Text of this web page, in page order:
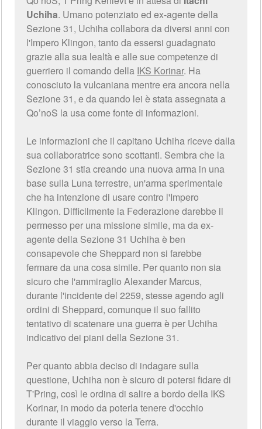
Uchiha. Umano potenziato ed ex-agente della
Sezione 31, Uchiha collabora da diversi anni con
l'Impero Klingon, tanto da essersi guadagnato
grazie alla sua lealtà e alle sue competenze di
guerriero il comando della IKS Korinar. Ha
conosciuto la vulcaniana mentre era ancora nella
Sezione 31, e da quando lei è stata assegnata a
Qo’noS la usa come fonte di informazioni.
Le informazioni che il capitano Uchiha riceve dalla
sua collaboratrice sono scottanti. Sembra che la
Sezione 31 stia creando una nuova arma in una
base sulla Luna terrestre, un'arma sperimentale
che ha intenzione di usare contro l'Impero
Klingon. Difficilmente la Federazione darebbe il
permesso per una missione simile, ma da ex-
agente della Sezione 31 Uchiha è ben
consapevole che Sheppard non si farebbe
fermare da una cosa simile. Per quanto non sia
sicuro che l'ammiraglio Alexander Marcus,
durante l'incidente del 2259, stesse agendo agli
ordini di Sheppard, comunque il suo fallito
tentativo di scatenare una guerra è per Uchiha
indicativo dei piani della Sezione 31.
Per quanto abbia deciso di indagare sulla
questione, Uchiha non è sicuro di potersi fidare di
T'Pring, così le ordina di salire a bordo della IKS
Korinar, in modo da poterla tenere d'occhio
durante il viaggio verso la Terra.